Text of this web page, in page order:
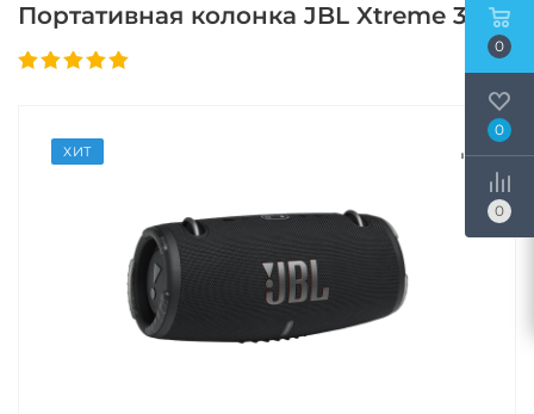
Портативная колонка JBL Xtreme 3
ХИТ
0
0
0